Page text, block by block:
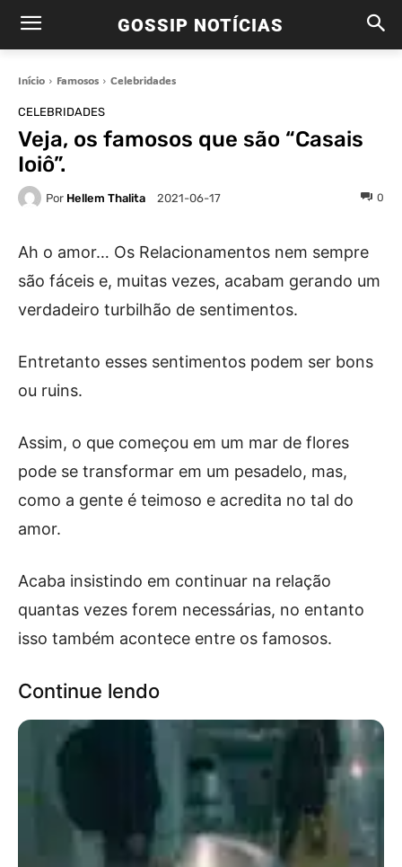
GOSSIP NOTÍCIAS
Início Famosos Celebridades
CELEBRIDADES
Veja, os famosos que são “Casais
Ioiô”.
Por Hellem Thalita 2021-06-17 0
Ah o amor… Os Relacionamentos nem sempre
são fáceis e, muitas vezes, acabam gerando um
verdadeiro turbilhão de sentimentos.
Entretanto esses sentimentos podem ser bons
ou ruins.
Assim, o que começou em um mar de flores
pode se transformar em um pesadelo, mas,
como a gente é teimoso e acredita no tal do
amor.
Acaba insistindo em continuar na relação
quantas vezes forem necessárias, no entanto
isso também acontece entre os famosos.
Continue lendo